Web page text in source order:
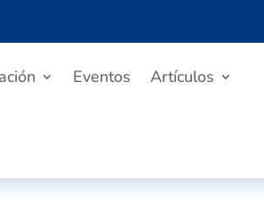
Eventos Artículos